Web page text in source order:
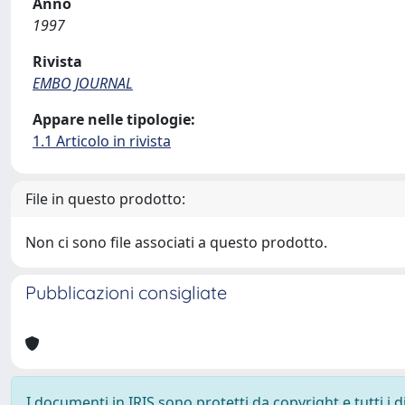
1997
Rivista
EMBO JOURNAL
Appare nelle tipologie:
1.1 Articolo in rivista
File in questo prodotto:
Non ci sono file associati a questo prodotto.
Pubblicazioni consigliate